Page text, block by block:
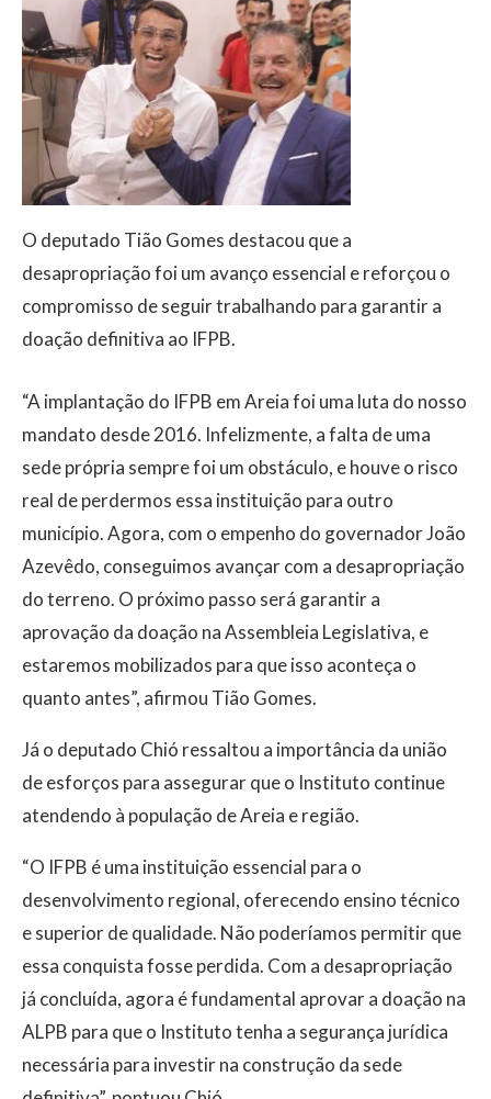
O deputado Tião Gomes destacou que a
desapropriação foi um avanço essencial e reforçou o
compromisso de seguir trabalhando para garantir a
doação definitiva ao IFPB.
“A implantação do IFPB em Areia foi uma luta do nosso
mandato desde 2016. Infelizmente, a falta de uma
sede própria sempre foi um obstáculo, e houve o risco
real de perdermos essa instituição para outro
município. Agora, com o empenho do governador João
Azevêdo, conseguimos avançar com a desapropriação
do terreno. O próximo passo será garantir a
aprovação da doação na Assembleia Legislativa, e
estaremos mobilizados para que isso aconteça o
quanto antes”, afirmou Tião Gomes.
Já o deputado Chió ressaltou a importância da união
de esforços para assegurar que o Instituto continue
atendendo à população de Areia e região.
“O IFPB é uma instituição essencial para o
desenvolvimento regional, oferecendo ensino técnico
e superior de qualidade. Não poderíamos permitir que
essa conquista fosse perdida. Com a desapropriação
já concluída, agora é fundamental aprovar a doação na
ALPB para que o Instituto tenha a segurança jurídica
necessária para investir na construção da sede